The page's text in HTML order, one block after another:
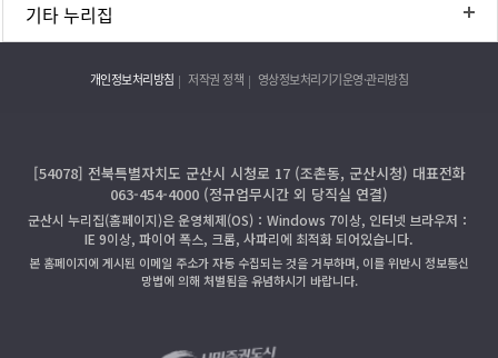
기타 누리집
개인정보처리방침 저작권 정책 영상정보처리기기운영·관리방침
[54078] 전북특별자치도 군산시 시청로 17 (조촌동, 군산시청) 대표전화
063-454-4000 (정규업무시간 외 당직실 연결)
군산시 누리집(홈페이지)은 운영체제(OS)：Windows 7이상, 인터넷 브라우저：
IE 9이상, 파이어 폭스, 크롬, 사파리에 최적화 되어있습니다.
본 홈페이지에 게시된 이메일 주소가 자동 수집되는 것을 거부하며, 이를 위반시 정보통신
망법에 의해 처벌됨을 유념하시기 바랍니다.